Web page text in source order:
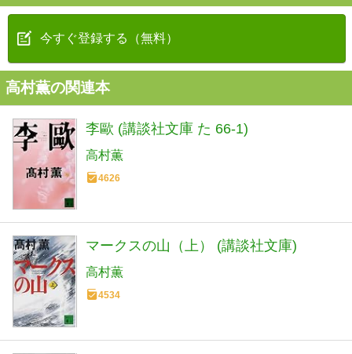
今すぐ登録する（無料）
高村薫の関連本
李歐 (講談社文庫 た 66-1)
高村薫
4626
マークスの山（上） (講談社文庫)
高村薫
4534